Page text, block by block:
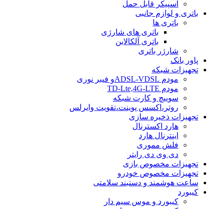
اسپیکر قابل حمل
باتری و لوازم جانبی
باتری ها
باتری های شارژی
باتری آلکالاین
شارژر باتری
پاور بانک
تجهیزات شبکه
مودم ADSL-VDSLو فیبر نوری
مودم TD-Lte,4G-LTE
سوییچ و کارت شبکه
روتر،اکسس پوینت،تقویت وایرلس
تجهیزات ذخیره سازی
هارد اکسترنال
اینترنال هارد
فلش مموری
دی وی دی رایتر
تجهیزات مخصوص بازی
تجهیزات مخصوص خودرو
ساعت هوشمند و دستبند سلامتی
کیبورد
کیبورد و موس سیم دار